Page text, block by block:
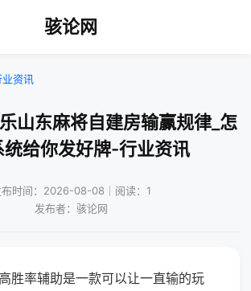
骇论网
资讯
山东麻将自建房输赢规律_怎
统给你发好牌-行业资讯
布时间：2026-08-08｜阅读：1
发布者：骇论网
胜率辅助是一款可以让一直输的玩